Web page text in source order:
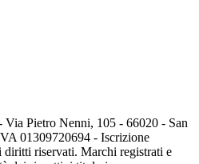
Pietro Nenni, 105 - 66020 - San
01309720694 - Iscrizione
riservati. Marchi registrati e